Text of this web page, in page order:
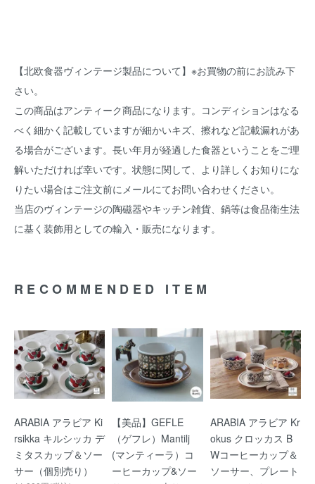
【北欧食器ヴィンテージ製品について】※お買物の前にお読み下
さい。
この商品はアンティーク商品になります。コンディションはなる
べく細かく記載していますが細かいキズ、擦れなど記載漏れがあ
る場合がございます。長い年月が経過した食器ということをご理
解いただければ幸いです。状態に関して、より詳しくお知りにな
りたい場合はご注文前にメールにてお問い合わせください。
当店のヴィンテージの陶磁器やキッチン雑貨、鍋等は食品衛生法
に基く装飾用としての輸入・販売になります。
RECOMMENDED ITEM
ARABIA アラビア Ki
rsikka キルシッカ デ
ミタスカップ＆ソー
サー（個別売り）
【美品】GEFLE
（ゲフレ）Mantilj
(マンティーラ）コ
ーヒーカップ&ソー
ARABIA アラビア Kr
okus クロッカス B
Wコーヒーカップ＆
ソーサー、プレート